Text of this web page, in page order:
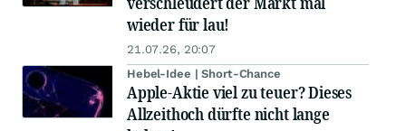
wieder für lau!
21.07.26, 20:07
Hebel-Idee | Short-Chance
Apple-Aktie viel zu teuer? Dieses
Allzeithoch dürfte nicht lange